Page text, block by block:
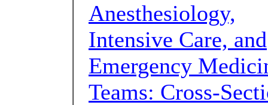
Anesthesiology,
Intensive Care, and
Emergency
Teams: Cross-